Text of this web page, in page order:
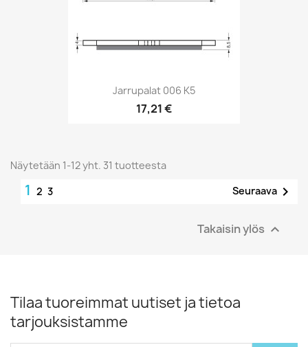
Jarrupalat 006 K5
17,21 €
Näytetään 1-12 yht. 31 tuotteesta
1 2 3 Seuraava 
Takaisin ylös 
Tilaa tuoreimmat uutiset ja tietoa
tarjouksistamme